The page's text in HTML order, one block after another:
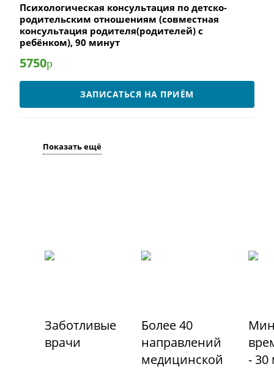
Психологическая консультация по детско-
родительским отношениям (совместная
консультация родителя(родителей) с
ребёнком), 90 минут
5750р
ЗАПИСАТЬСЯ НА ПРИЁМ
Показать ещё
Заботливые
врачи
Более 40
направлений
медицинской
- 30